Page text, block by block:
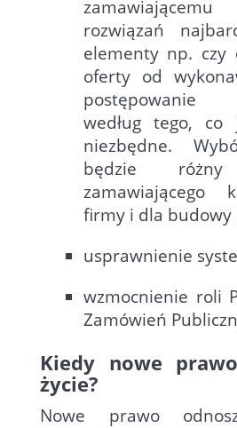
rozwiązań
elementy np. czy
oferty od
postępowanie
według tego,
niezbędne.
będzie
zamawiającego
firmy i dla budowy
usprawnienie
wzmocnienie roli
Zamówień
Kiedy nowe
życie?
Nowe prawo